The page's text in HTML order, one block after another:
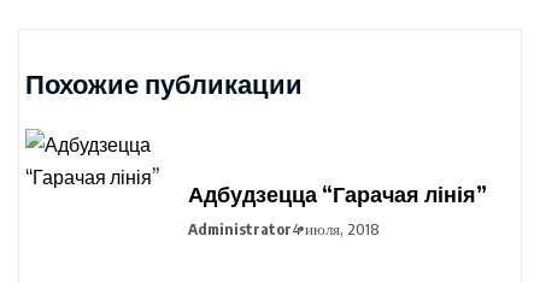
Похожие публикации
Адбудзецца “Гарачая лінія”
Administrator4 июля, 2018